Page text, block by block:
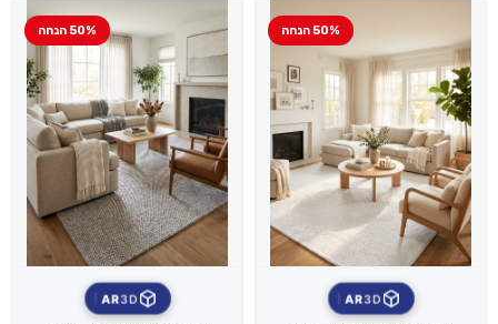
50% הנחה
3D
AR
50% הנחה
3D
AR